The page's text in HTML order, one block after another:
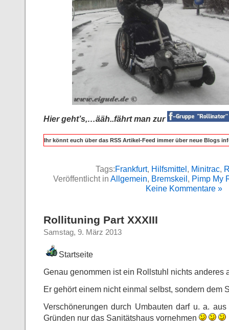
Hier geht’s,…ääh..fährt man zur
Ihr könnt euch über das RSS Artikel-Feed immer über neue Blogs
Tags:Frankfurt, Hilfsmittel , Minitrac,
Veröffentlicht in Allgemein, Bremskeil , Pimp My
Keine Kommentare »
Rollituning Part XXXIII
Samstag, 9. März 2013
Startseite
Genau genommen ist ein Rollstuhl nichts anderes
Er gehört einem nicht einmal selbst, sondern dem
Verschönerungen durch Umbauten darf u. a.
Gründen nur das Sanitätshaus vornehmen